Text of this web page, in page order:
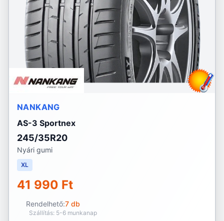
NANKANG
AS-3 Sportnex
245/35R20
Nyári gumi
XL
41 990 Ft
Rendelhető:7 db
Szállítás: 5-6 munkanap